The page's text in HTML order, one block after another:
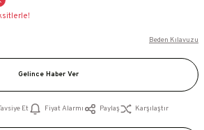
Beden Kılavuzu
Gelince Haber Ver
Et Fiyat Alarmı Paylaş Karşılaştır